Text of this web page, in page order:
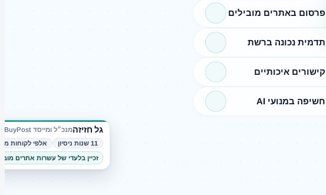
גל חזיזהמנכ״ל ומייסד BuyPost
11 שנות ניסיון
אלפי לקוחות
זכיין בלעדי של עשרות אתרים
פרסום באתרים מובילים
תדמית נכונה ברשת
קישורים איכותיים
חשיפה במנועי AI